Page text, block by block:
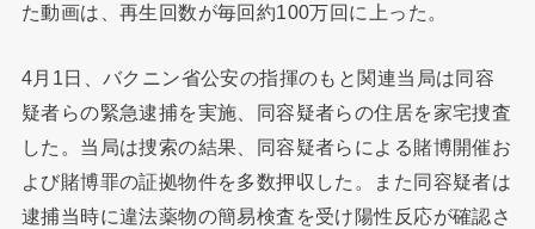
た動画は、再生回数が毎回約100万回に上った。
4月1日、バクニン省公安の指揮のもと関連当局は同容
疑者らの緊急逮捕を実施、同容疑者らの住居を家宅捜査
した。当局は捜索の結果、同容疑者らによる賭博開催お
よび賭博罪の証拠物件を多数押収した。また同容疑者は
逮捕当時に違法薬物の簡易検査を受け陽性反応が確認さ